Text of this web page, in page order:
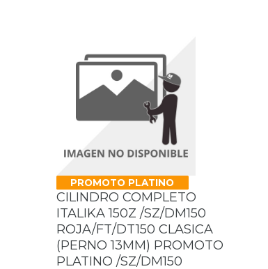
PROMOTO PLATINO
CILINDRO COMPLETO
ITALIKA 150Z /SZ/DM150
ROJA/FT/DT150 CLASICA
(PERNO 13MM) PROMOTO
PLATINO /SZ/DM150